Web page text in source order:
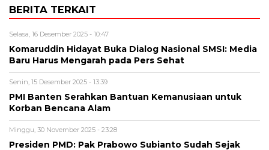
BERITA TERKAIT
Selasa, 16 Desember 2025 - 10:47
Komaruddin Hidayat Buka Dialog Nasional SMSI: Media
Baru Harus Mengarah pada Pers Sehat
Senin, 15 Desember 2025 - 13:39
PMI Banten Serahkan Bantuan Kemanusiaan untuk
Korban Bencana Alam
Minggu, 30 November 2025 - 23:28
Presiden PMD: Pak Prabowo Subianto Sudah Sejak